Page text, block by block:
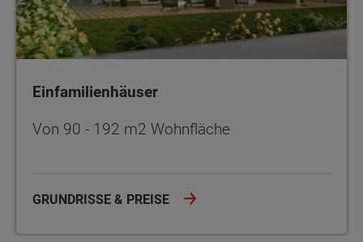
Einfamilienhäuser
Von 90 - 192 m2 Wohnfläche
GRUNDRISSE & PREISE